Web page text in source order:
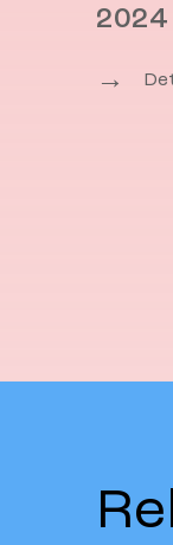
2024
→